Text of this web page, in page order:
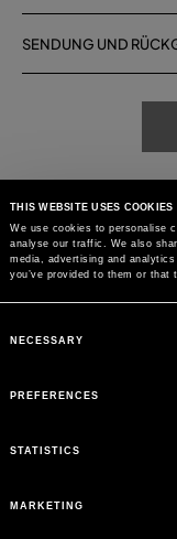
THIS WEBSITE USES COOKIES
We use cookies to personalise
analyse our traffic. We also
media, advertising and
you’ve provided to them or that
Selection
NECESSARY
PREFERENCES
STATISTICS
MARKETING
SENDUNG UND